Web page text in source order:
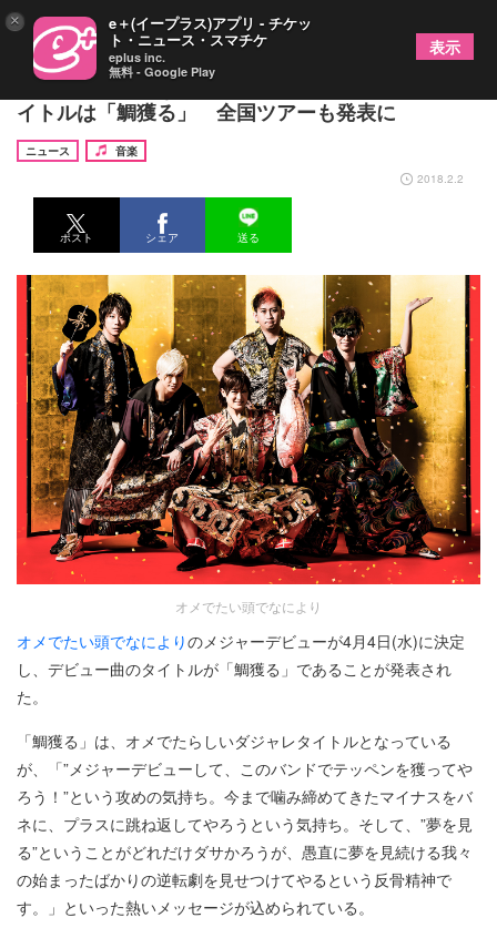
オメでたい頭でなにより、メジャーデビュー曲のタ
イトルは「鯛獲る」 全国ツアーも発表に
ニュース
音楽
2018.2.2
ポスト シェア 送る
オメでたい頭でなにより
オメでたい頭でなによりのメジャーデビューが4月4日(水)に決定
し、デビュー曲のタイトルが「鯛獲る」であることが発表され
た。
「鯛獲る」は、オメでたらしいダジャレタイトルとなっている
が、「”メジャーデビューして、このバンドでテッペンを獲ってや
ろう！”という攻めの気持ち。今まで噛み締めてきたマイナスをバ
ネに、プラスに跳ね返してやろうという気持ち。そして、”夢を見
る”ということがどれだけダサかろうが、愚直に夢を見続ける我々
の始まったばかりの逆転劇を見せつけてやるという反骨精神で
す。」といった熱いメッセージが込められている。
× e＋(イープラス)アプリ - チケッ
ト・ニュース・スマチケ
eplus inc.
無料 - Google Play
表示